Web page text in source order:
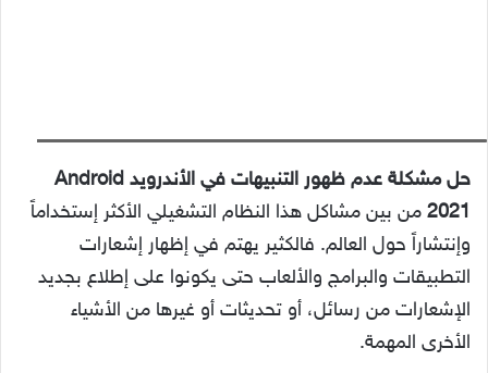
حل
مشكلة عدم ظهور التنبيهات في الأندرويد Android
2021 من بين مشاكل هذا النظام التشغيلي الأكثر إستخداماً
وإنتشاراً حول العالم. فالكثير يهتم في إظهار إشعارات
التطبيقات والبرامج والألعاب حتى يكونوا على إطلاع بجديد
الإشعارات من رسائل، أو تحديثات أو غيرها من الأشياء
الأخرى المهمة.